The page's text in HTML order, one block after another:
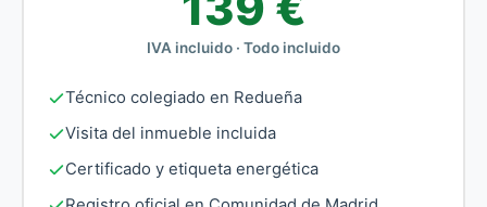
IVA incluido · Todo incluido
Técnico colegiado en Redueña
Visita del inmueble incluida
Certificado y etiqueta energética